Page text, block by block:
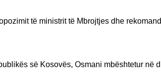
të ministrit të Mbrojtjes dhe
së Kosovës, Osmani mbështetur në